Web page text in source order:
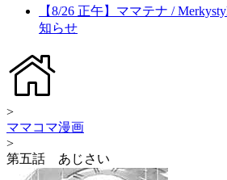
【8/26 正午】ママテナ /
知らせ
>
ママコマ漫画
>
第五話 あじさい